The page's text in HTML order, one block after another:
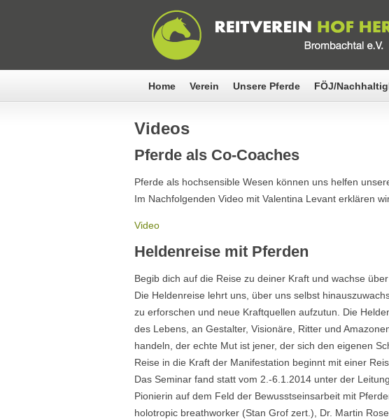
Home Verein Unsere Pferde FÖJ/
Videos
Pferde als Co-Coaches
Pferde als hochsensible Wesen können uns helfen
Im Nachfolgenden Video mit Valentina Levant erklären
Video
Heldenreise mit Pferden
Begib dich auf die Reise zu deiner Kraft und wachse
Die Heldenreise lehrt uns, über uns selbst
zu erforschen und neue Kraftquellen aufzutun. Die
des Lebens, an Gestalter, Visionäre, Ritter und
handeln, der echte Mut ist jener, der sich den eigenen
Reise in die Kraft der Manifestation beginnt mit einer
Das Seminar fand statt vom 2.-6.1.2014 unter der
Pionierin auf dem Feld der Bewusstseinsarbeit mit
holotropic breathworker (Stan Grof zert.), Dr. Martin